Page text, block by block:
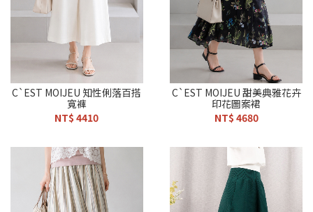
C`EST MOIJEU 知性俐落百搭
寬褲
NT$ 4410
C`EST MOIJEU 甜美典雅花卉
印花圖案裙
NT$ 4680